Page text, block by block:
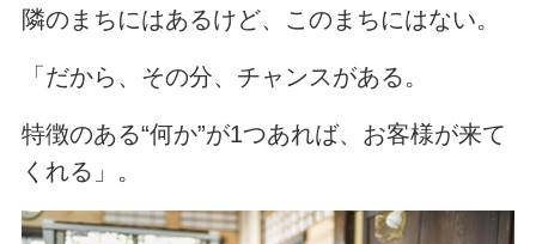
隣のまちにはあるけど、このまちにはない。
「だから、その分、チャンスがある。
特徴のある“何か”が1つあれば、お客様が来て
くれる」。